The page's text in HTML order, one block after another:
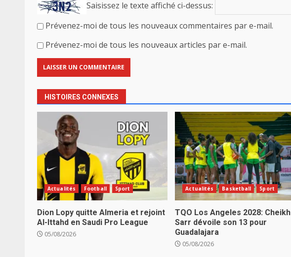
Saisissez le texte affiché ci-dessus:
Prévenez-moi de tous les nouveaux commentaires par e-mail.
Prévenez-moi de tous les nouveaux articles par e-mail.
HISTOIRES CONNEXES
Actualités Football Sport
Dion Lopy quitte Almeria et rejoint
Al-Ittahd en Saudi Pro League
05/08/2026
Actualités Basketball Sport
TQO Los Angeles 2028: Cheikh
Sarr dévoile son 13 pour
Guadalajara
05/08/2026